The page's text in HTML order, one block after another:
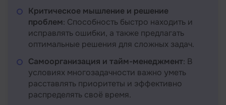
Критическое мышление и решение
проблем: Способность быстро находить и
исправлять ошибки, а также предлагать
оптимальные решения для сложных задач.
Самоорганизация и тайм-менеджмент: В
условиях многозадачности важно уметь
расставлять приоритеты и эффективно
распределять своё время.